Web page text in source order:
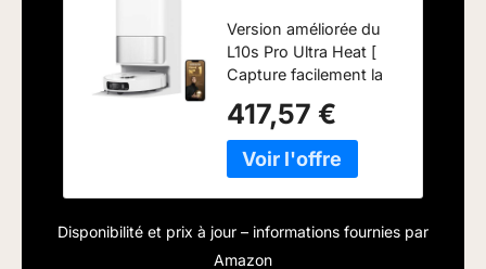
Pa Aspiration
Puissante
Version améliorée du
L10s Pro Ultra Heat [
Capture facilement la
gros débris ] La
puissante aspiration de
19 000 Pa capture les
les aliments pour chat,
sur les sols durs, tapis
417,57 €
Disponibilité et prix à jour – informations fournies par
Amazon